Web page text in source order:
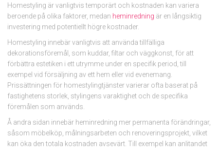
Homestyling är vanligtvis temporärt och kostnaden kan variera
beroende på olika faktorer, medan heminredning är en långsiktig
investering med potentiellt högre kostnader.
Homestyling innebär vanligtvis att använda tillfälliga
dekorationsföremål, som kuddar, filtar och väggkonst, för att
förbättra estetiken i ett utrymme under en specifik period, till
exempel vid försäljning av ett hem eller vid evenemang.
Prissättningen för homestylingtjänster varierar ofta baserat på
fastighetens storlek, stylingens varaktighet och de specifika
föremålen som används.
Å andra sidan innebär heminredning mer permanenta förändringar,
såsom möbelköp, målningsarbeten och renoveringsprojekt, vilket
kan öka den totala kostnaden avsevärt. Till exempel kan anlitandet